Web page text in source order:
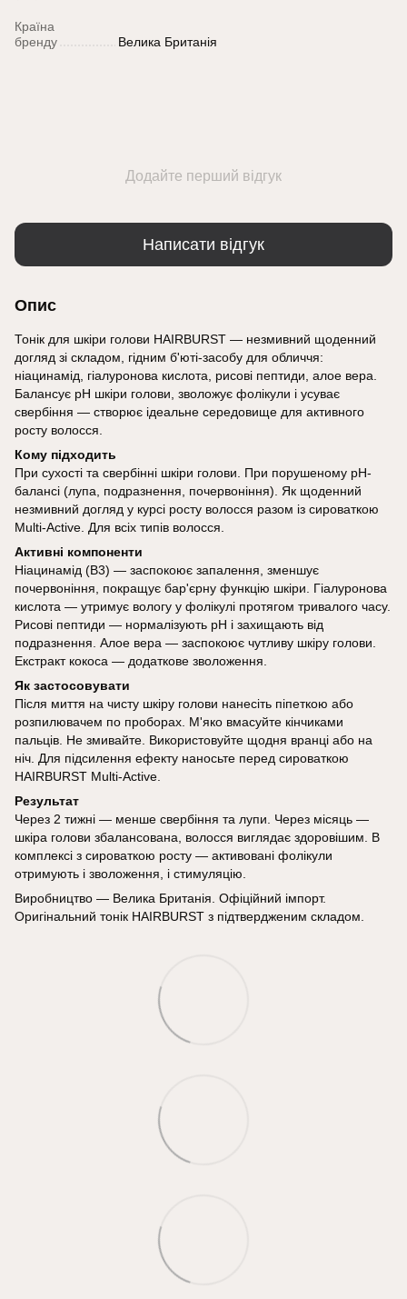
Країна
бренду
Велика Британія
Додайте перший відгук
Написати відгук
Опис
Тонік для шкіри голови HAIRBURST — незмивний щоденний
догляд зі складом, гідним б'юті-засобу для обличчя:
ніацинамід, гіалуронова кислота, рисові пептиди, алое вера.
Балансує pH шкіри голови, зволожує фолікули і усуває
свербіння — створює ідеальне середовище для активного
росту волосся.
Кому підходить
При сухості та свербінні шкіри голови. При порушеному pH-
балансі (лупа, подразнення, почервоніння). Як щоденний
незмивний догляд у курсі росту волосся разом із сироваткою
Multi-Active. Для всіх типів волосся.
Активні компоненти
Ніацинамід (B3) — заспокоює запалення, зменшує
почервоніння, покращує бар'єрну функцію шкіри. Гіалуронова
кислота — утримує вологу у фолікулі протягом тривалого часу.
Рисові пептиди — нормалізують pH і захищають від
подразнення. Алое вера — заспокоює чутливу шкіру голови.
Екстракт кокоса — додаткове зволоження.
Як застосовувати
Після миття на чисту шкіру голови нанесіть піпеткою або
розпилювачем по проборах. М'яко вмасуйте кінчиками
пальців. Не змивайте. Використовуйте щодня вранці або на
ніч. Для підсилення ефекту наносьте перед сироваткою
HAIRBURST Multi-Active.
Результат
Через 2 тижні — менше свербіння та лупи. Через місяць —
шкіра голови збалансована, волосся виглядає здоровішим. В
комплексі з сироваткою росту — активовані фолікули
отримують і зволоження, і стимуляцію.
Виробництво — Велика Британія. Офіційний імпорт.
Оригінальний тонік HAIRBURST з підтвердженим складом.